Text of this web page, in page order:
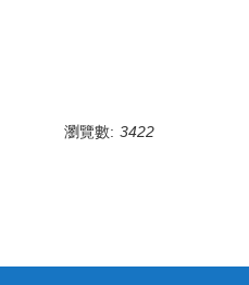
瀏覽數: 3422